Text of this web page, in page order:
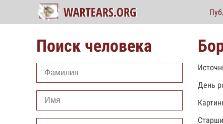
Поиск человека
День